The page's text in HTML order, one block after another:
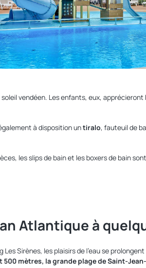
vendéen. Les enfants, eux, apprécieront
à disposition untiralo, fauteuil de
les slips de bain et les boxers de bain
Atlantique à
Les Sirènes, les plaisirs de l'eau se
500 mètres, la grande plage de Saint-